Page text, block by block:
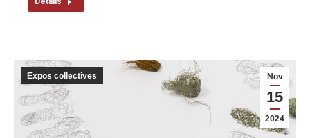
Nov
15
2024
Expos collectives